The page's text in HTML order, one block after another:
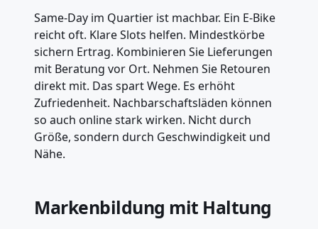
Same-Day im Quartier ist machbar. Ein E-Bike
reicht oft. Klare Slots helfen. Mindestkörbe
sichern Ertrag. Kombinieren Sie Lieferungen
mit Beratung vor Ort. Nehmen Sie Retouren
direkt mit. Das spart Wege. Es erhöht
Zufriedenheit. Nachbarschaftsläden können
so auch online stark wirken. Nicht durch
Größe, sondern durch Geschwindigkeit und
Nähe.
Markenbildung mit Haltung